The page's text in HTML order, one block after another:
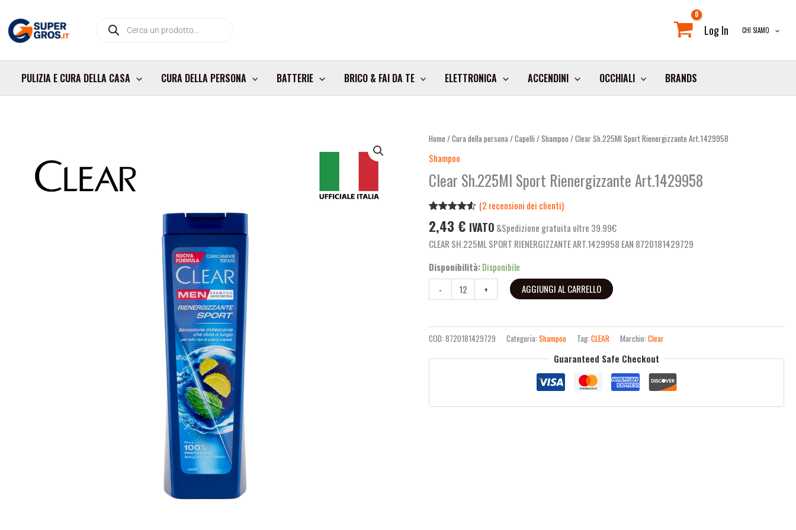
contenuto
search Log In CHI SIAMO
PULIZIA E CURA DELLA CASA CURA DELLA PERSONA BATTERIE BRICO & FAI DA TE ELETTRONICA ACCENDINI OCCHIALI BRANDS
Home /Cura della persona/Capelli /Shampoo / Clear Sh.225Ml Sport Rienergizzante Art.1429958
Shampoo
Clear Sh.225Ml Sport Rienergizzante Art.1429958
4.50su 5
su base
di
(2 recensioni dei clienti)
2,43 € IVATO &Spedizione gratuita oltre 39.99€
CLEAR SH.225ML SPORT RIENERGIZZANTE ART.1429958 EAN 8720181429729
Disponibilità:Disponibile
-
Clear
Sh.225Ml
Sport
Rienergizzante
quantità
+ AGGIUNGI AL CARRELLO
COD:8720181429729 Categoria:Shampoo Tag:CLEAR Marchio:Clear
Guaranteed Safe Checkout